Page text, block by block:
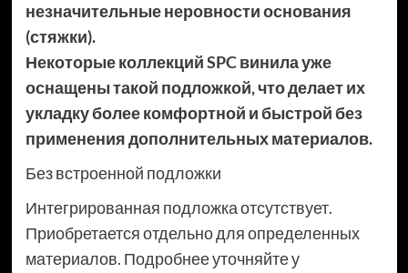
незначительные неровности основания
(стяжки).
Некоторые коллекций SPC винила уже
оснащены такой подложкой, что делает их
укладку более комфортной и быстрой без
применения дополнительных материалов.
Без встроенной подложки
Интегрированная подложка отсутствует.
Приобретается отдельно для определенных
материалов. Подробнее уточняйте у